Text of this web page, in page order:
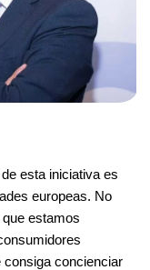
esta iniciativa es
europeas. No
estamos
consiga concienciar